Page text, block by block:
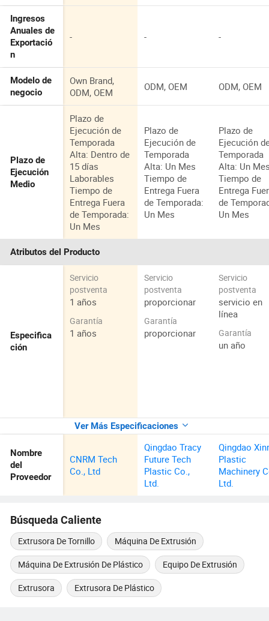
Ingresos
Anuales de
Exportació
n
- - -
Modelo de
negocio
Own Brand,
ODM, OEM
ODM, OEM ODM, OEM
Plazo de
Ejecución
Medio
Plazo de
Ejecución de
Temporada
Alta: Dentro de
15 días
Laborables
Tiempo de
Entrega Fuera
de Temporada:
Un Mes
Plazo de
Ejecución de
Temporada
Alta: Un Mes
Tiempo de
Entrega Fuera
de Temporada:
Un Mes
Plazo de
Ejecución
Temporada
Alta: Un
Tiempo de
Entrega
de
Un Mes
Atributos del Producto
Especifica
ción
Servicio
postventa
1 años
Garantía
1 años
Servicio
postventa
proporcionar
Garantía
proporcionar
Servicio
postventa
servicio en
línea
Garantía
un año
Ver Más Especificaciones
Nombre
del
Proveedor
CNRM Tech
Co., Ltd
Qingdao Tracy
Future Tech
Plastic Co.,
Ltd.
Qingdao
Plastic
Machinery
Ltd.
Búsqueda Caliente
Extrusora De Tornillo Máquina De Extrusión
Máquina De Extrusión De Plástico Equipo De Extrusión
Extrusora Extrusora De Plástico